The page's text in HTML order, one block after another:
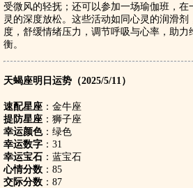
受微风的轻抚；还可以参加一场瑜伽班，
灵的深度放松。这些活动如同心灵的润滑
度，舒缓情绪压力，调节呼吸与心率，助
衡。
天蝎座明日运势（2025/5/11）
速配星座 ：金牛座
提防星座 ：狮子座
幸运颜色：绿色
幸运数字 ：31
幸运宝石 ：蓝宝石
心情分数 ：85
交际分数 ：87